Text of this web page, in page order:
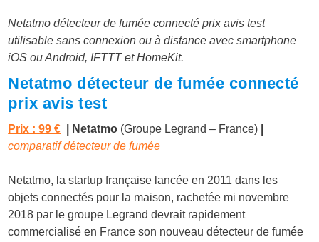
Netatmo détecteur de fumée connecté prix avis test
utilisable sans connexion ou à distance avec smartphone
iOS ou Android, IFTTT et HomeKit.
Netatmo détecteur de fumée connecté
prix avis test
Prix : 99 € | Netatmo (Groupe Legrand – France)
comparatif détecteur de fumée
Netatmo, la startup française lancée en 2011 dans les
objets connectés pour la maison, rachetée mi novembre
2018 par le groupe Legrand devrait rapidement
commercialisé en France son nouveau détecteur de fumée